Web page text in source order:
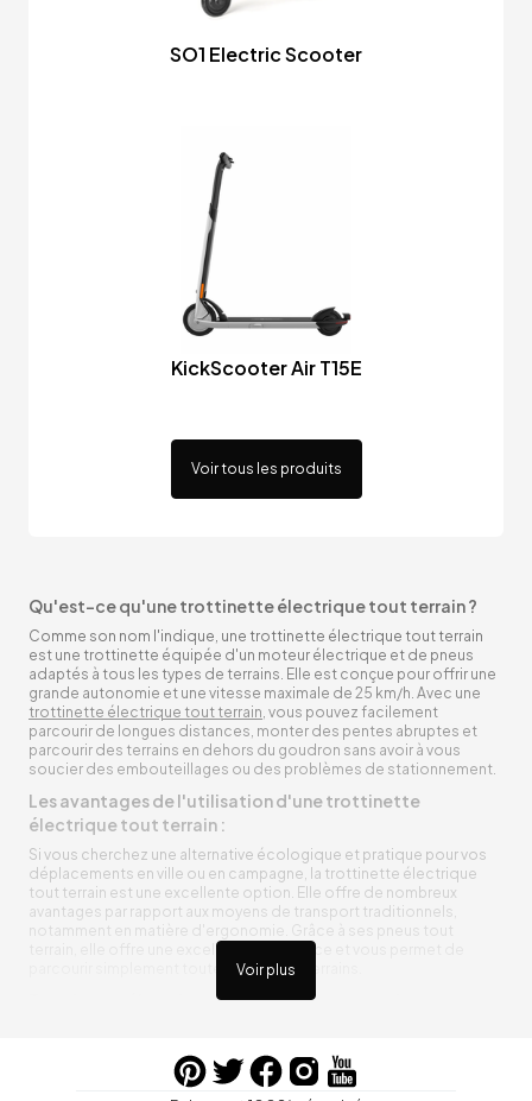
SO1 Electric Scooter
KickScooter Air T15E
Voir tous les produits
Voir plus
Qu'est-ce qu'une trottinette électrique tout terrain ?
Comme son nom l'indique, une trottinette électrique tout terrain
est une trottinette équipée d'un moteur électrique et de pneus
adaptés à tous les types de terrains. Elle est conçue pour offrir une
grande autonomie et une vitesse maximale de 25 km/h. Avec une
trottinette électrique tout terrain, vous pouvez facilement
parcourir de longues distances, monter des pentes abruptes et
parcourir des terrains en dehors du goudron sans avoir à vous
soucier des embouteillages ou des problèmes de stationnement.
Les avantages de l'utilisation d'une trottinette
électrique tout terrain :
Si vous cherchez une alternative écologique et pratique pour vos
déplacements en ville ou en campagne, la trottinette électrique
tout terrain est une excellente option. Elle offre de nombreux
avantages par rapport aux moyens de transport traditionnels,
notamment en matière d'ergonomie. Grâce à ses pneus tout
terrain, elle offre une excellente adhérence et vous permet de
parcourir simplement toutes sortes de terrains.
Trottinette électrique tout terrain ergonomique
entre vos trajets, vous n’aurez pas à vous soucier de l’état de sa
batterie. De plus, elle est équipée de pneus résistants qui peuvent